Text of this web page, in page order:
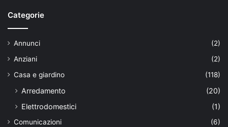
Categorie
Annunci
(2)
Anziani
(2)
Casa e giardino
(118)
Arredamento
(20)
Elettrodomestici
(1)
Comunicazioni
(6)